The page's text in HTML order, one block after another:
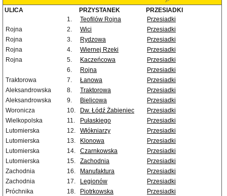
ULICA PRZYSTANEK
PRZESIADKI
1.
Teofilów Rojna
Przesiadki
Rojna
2. Wici
Przesiadki
Rojna
3. Rydzowa
Przesiadki
Rojna
4. Wiernej Rzeki
Przesiadki
Rojna
5. Kaczeńcowa
Przesiadki
6.
Rojna
Przesiadki
Traktorowa
7. Łanowa
Przesiadki
Aleksandrowska
8. Traktorowa
Przesiadki
Aleksandrowska
9. Bielicowa
Przesiadki
Woronicza
10. Dw. Łódź Żabieniec
Przesiadki
Wielkopolska
11. Pułaskiego
Przesiadki
Lutomierska
12. Włókniarzy
Przesiadki
Lutomierska
13. Klonowa
Przesiadki
Lutomierska
14. Czarnkowska
Przesiadki
Lutomierska
15. Zachodnia
Przesiadki
Zachodnia
16. Manufaktura
Przesiadki
Zachodnia
17. Legionów
Przesiadki
Próchnika
18. Piotrkowska
Przesiadki